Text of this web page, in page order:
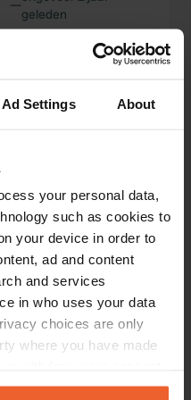
Ad Settings About
your personal data,
such as cookies to
your device in order to
ad and content
and services
in who uses your data
choices are only
where you have made
or by clicking on
—geleden
een plek te kiezen. Ligt
de bergen aan.
wat ouderwets omdat
werkt allemaal
ongeveer 2 jaar
geleden
heerlijk kunnen